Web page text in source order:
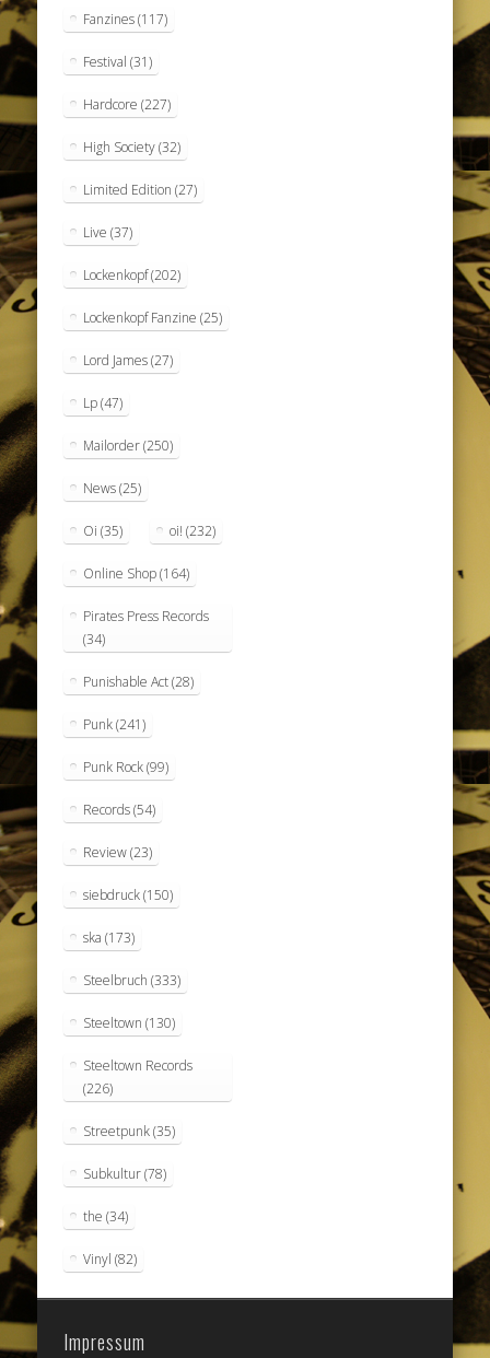
Fanzines(117)
Festival (31)
Hardcore (227)
High Society(32)
Limited Edition (27)
Live (37)
Lockenkopf(202)
Lockenkopf Fanzine (25)
Lord James(27)
Lp(47)
Mailorder(250)
News(25)
Oi (35) oi! (232)
Online Shop(164)
Pirates Press Records
(34)
Punishable Act(28)
Punk(241)
Punk Rock(99)
Records(54)
Review(23)
siebdruck(150)
ska (173)
Steelbruch (333)
Steeltown (130)
Steeltown Records
(226)
Streetpunk(35)
Subkultur(78)
the (34)
Vinyl (82)
Impressum